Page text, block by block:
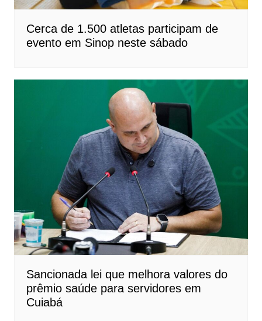
Cerca de 1.500 atletas participam de
evento em Sinop neste sábado
Sancionada lei que melhora valores do
prêmio saúde para servidores em
Cuiabá